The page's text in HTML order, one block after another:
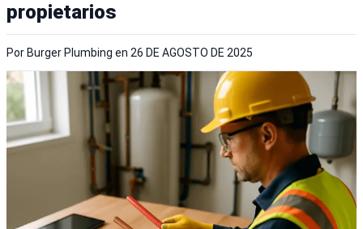
propietarios
Por Burger Plumbing en 26 DE AGOSTO DE 2025